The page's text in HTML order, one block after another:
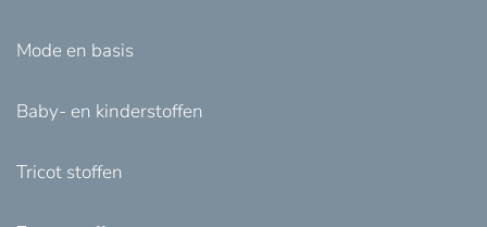
Mode en basis
Baby- en kinderstoffen
Tricot stoffen